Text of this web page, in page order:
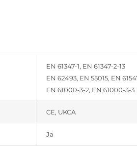
EN 61347-1, EN 61347-2-13
EN 62493, EN 55015, EN
EN 61000-3-2, EN 61000-3-3
CE, UKCA
Ja